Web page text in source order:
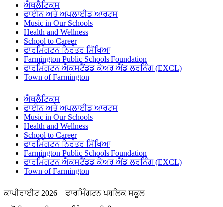
ਐਥਲੈਟਿਕਸ
ਫਾਈਨ ਅਤੇ ਅਪਲਾਈਡ ਆਰਟਸ
Music in Our Schools
Health and Wellness
School to Career
ਫਾਰਮਿੰਗਟਨ ਨਿਰੰਤਰ ਸਿੱਖਿਆ
Farmington Public Schools Foundation
ਫਾਰਮਿੰਗਟਨ ਐਕਸਟੈਂਡਡ ਕੇਅਰ ਐਂਡ ਲਰਨਿੰਗ (EXCL)
Town of Farmington
ਐਥਲੈਟਿਕਸ
ਫਾਈਨ ਅਤੇ ਅਪਲਾਈਡ ਆਰਟਸ
Music in Our Schools
Health and Wellness
School to Career
ਫਾਰਮਿੰਗਟਨ ਨਿਰੰਤਰ ਸਿੱਖਿਆ
Farmington Public Schools Foundation
ਫਾਰਮਿੰਗਟਨ ਐਕਸਟੈਂਡਡ ਕੇਅਰ ਐਂਡ ਲਰਨਿੰਗ (EXCL)
Town of Farmington
ਕਾਪੀਰਾਈਟ 2026 – ਫਾਰਮਿੰਗਟਨ ਪਬਲਿਕ ਸਕੂਲ